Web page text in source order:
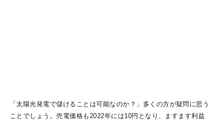
「太陽光発電で儲けることは可能なのか？」多くの方が疑問に思う
ことでしょう。売電価格も2022年には10円となり、ますます利益